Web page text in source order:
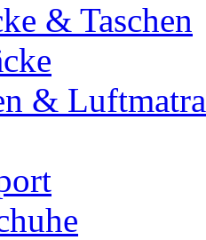
& Taschen
&